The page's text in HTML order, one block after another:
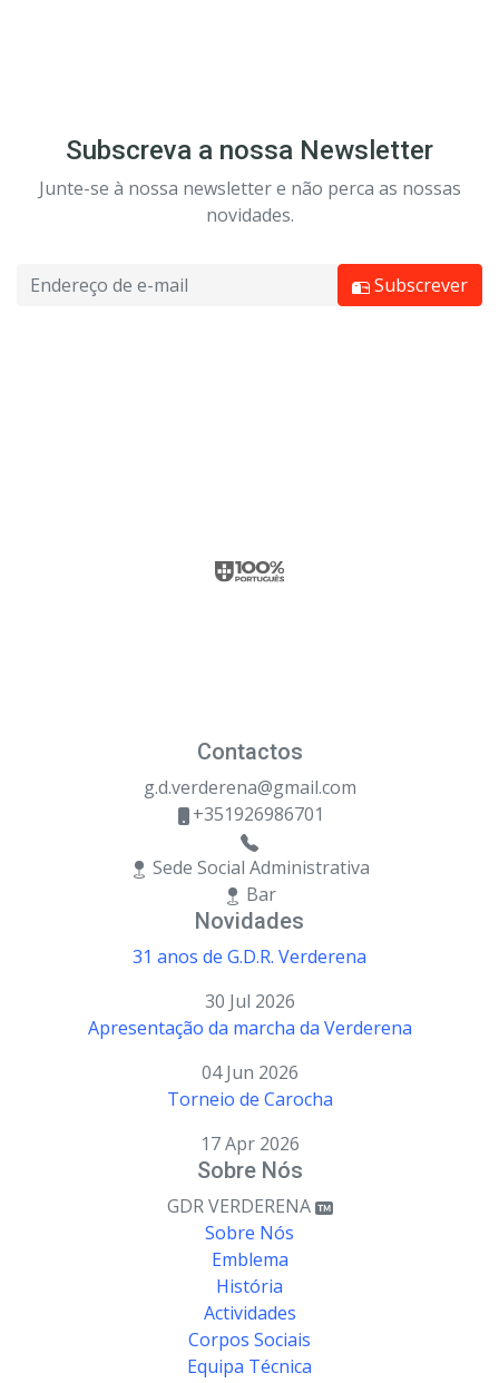
Subscreva a nossa Newsletter
Junte-se à nossa newsletter e não perca as nossas
novidades.
Subscrever
Contactos
g.d.verderena@gmail.com
+351926986701
Sede Social Administrativa
Bar
Novidades
31 anos de G.D.R. Verderena
30 Jul 2026
Apresentação da marcha da Verderena
04 Jun 2026
Torneio de Carocha
17 Apr 2026
Sobre Nós
GDR VERDERENA
Sobre Nós
Emblema
História
Actividades
Corpos Sociais
Equipa Técnica